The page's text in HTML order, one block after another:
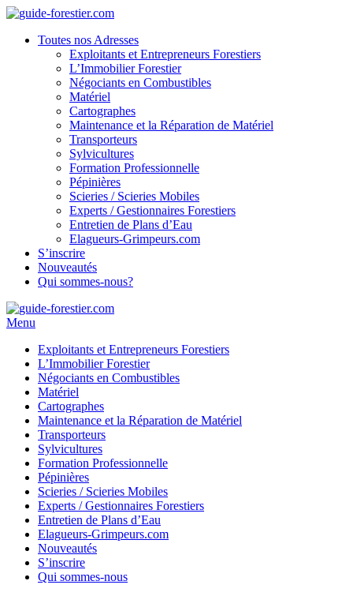
Toutes nos Adresses
Exploitants et Entrepreneurs Forestiers
L’Immobilier Forestier
Négociants en Combustibles
Matériel
Cartographes
Maintenance et la Réparation de Matériel
Transporteurs
Sylvicultures
Formation Professionnelle
Pépinières
Scieries / Scieries Mobiles
Experts / Gestionnaires Forestiers
Entretien de Plans d’Eau
Elagueurs-Grimpeurs.com
S’inscrire
Nouveautés
Qui sommes-nous?
Menu
Exploitants et Entrepreneurs Forestiers
L’Immobilier Forestier
Négociants en Combustibles
Matériel
Cartographes
Maintenance et la Réparation de Matériel
Transporteurs
Sylvicultures
Formation Professionnelle
Pépinières
Scieries / Scieries Mobiles
Experts / Gestionnaires Forestiers
Entretien de Plans d’Eau
Elagueurs-Grimpeurs.com
Nouveautés
S’inscrire
Qui sommes-nous